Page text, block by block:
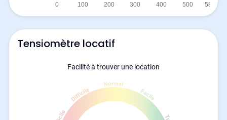
Tensiomètre locatif
Facilité à trouver une location